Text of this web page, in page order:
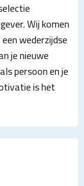
Wij komen
wederzijdse
je nieuwe
persoon en je
is het